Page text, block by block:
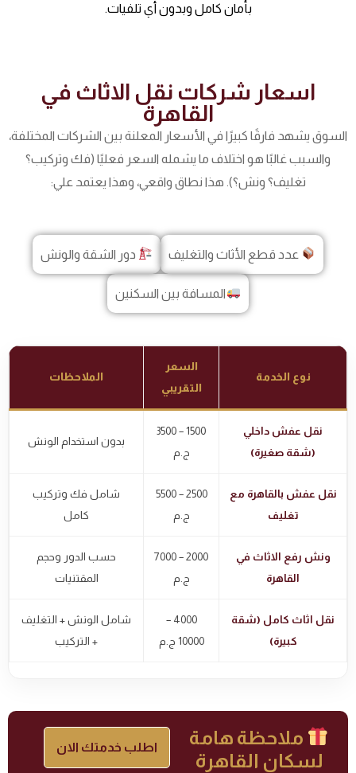
بأمان كامل وبدون أي تلفيات.
اسعار شركات نقل الاثاث في
القاهرة
السوق يشهد فارقًا كبيرًا في الأسعار المعلنة بين الشركات المختلفة،
والسبب غالبًا هو اختلاف ما يشمله السعر فعليًا (فك وتركيب؟
تغليف؟ ونش؟). هذا نطاق واقعي، وهذا يعتمد علي:
عدد قطع الأثاث والتغليف دور الشقة والونش
المسافة بين السكنين
نوع الخدمة
السعر
التقريبي
الملاحظات
نقل عفش داخلي
(شقة صغيرة)
1500 – 3500
ج.م
بدون استخدام الونش
نقل عفش بالقاهرة مع
تغليف
2500 – 5500
ج.م
شامل فك وتركيب
كامل
ونش رفع الاثاث في
القاهرة
2000 – 7000
ج.م
حسب الدور وحجم
المقتنيات
نقل اثاث كامل (شقة
كبيرة)
4000 –
10000 ج.م
شامل الونش + التغليف
+ التركيب
ملاحظة هامة
لسكان القاهرة
اطلب خدمتك الان